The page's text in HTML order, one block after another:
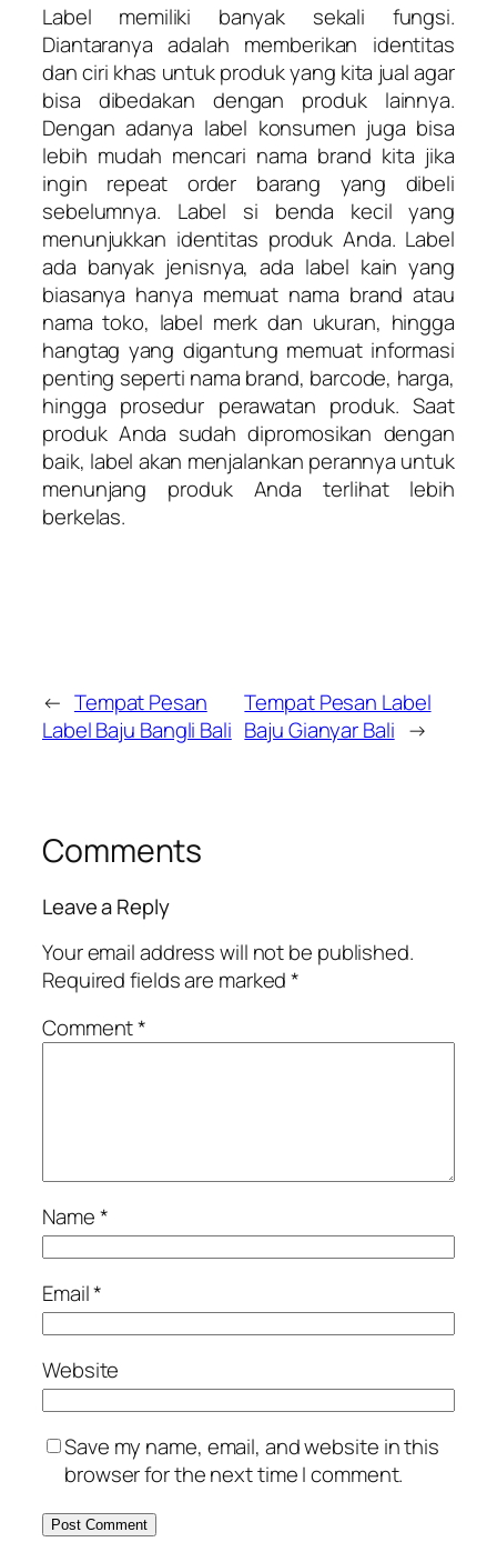
Label memiliki banyak sekali fungsi.
Diantaranya adalah memberikan identitas
dan ciri khas untuk produk yang kita jual agar
bisa dibedakan dengan produk lainnya.
Dengan adanya label konsumen juga bisa
lebih mudah mencari nama brand kita jika
ingin repeat order barang yang dibeli
sebelumnya. Label si benda kecil yang
menunjukkan identitas produk Anda. Label
ada banyak jenisnya, ada label kain yang
biasanya hanya memuat nama brand atau
nama toko, label merk dan ukuran, hingga
hangtag yang digantung memuat informasi
penting seperti nama brand, barcode, harga,
hingga prosedur perawatan produk. Saat
produk Anda sudah dipromosikan dengan
baik, label akan menjalankan perannya untuk
menunjang produk Anda terlihat lebih
berkelas.
← Tempat Pesan
Label Baju Bangli Bali
Tempat Pesan Label
Baju Gianyar Bali →
Comments
Leave a Reply
Your email address will not be published.
Required fields are marked*
Comment*
Name*
Email*
Website
Save my name, email, and website in this
browser for the next time I comment.